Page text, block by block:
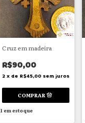
Cruz em madeira
R$90,00
2 x de R$45,00 sem juros
1em estoque